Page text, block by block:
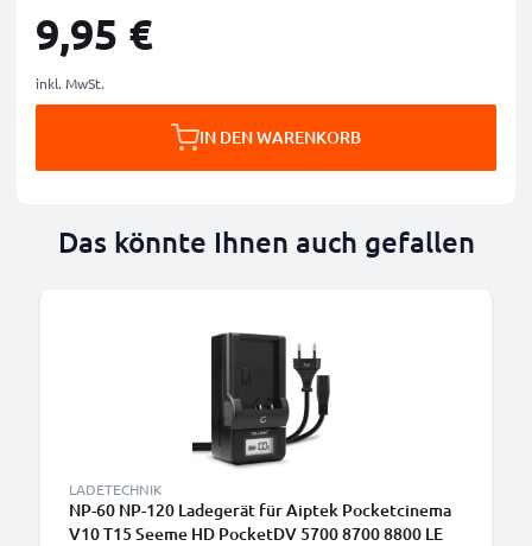
9,95 €
inkl. MwSt.
IN DEN WARENKORB
Das könnte Ihnen auch gefallen
LADETECHNIK
NP-60 NP-120 Ladegerät für Aiptek Pocketcinema
V10 T15 Seeme HD PocketDV 5700 8700 8800 LE